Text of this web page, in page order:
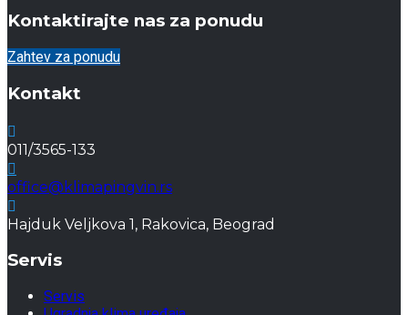
Kontaktirajte nas za ponudu
Zahtev za ponudu
Kontakt
011/3565-133
office@klimapingvin.rs
Hajduk Veljkova 1, Rakovica, Beograd
Servis
Servis